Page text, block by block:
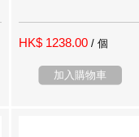
HK$ 1238.00 / 個
加入購物車